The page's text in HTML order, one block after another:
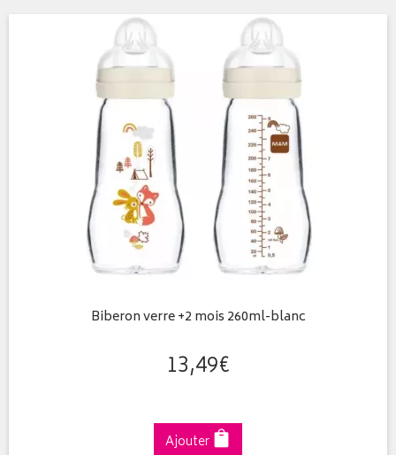
Biberon verre +2 mois 260ml-blanc
13,49€
Ajouter